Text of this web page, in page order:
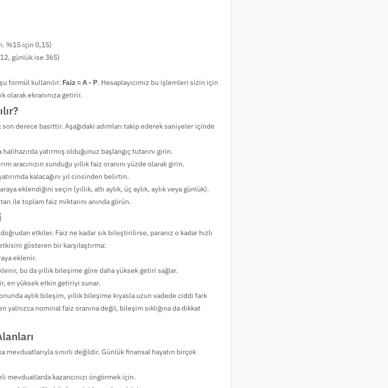
%15 için 0,15)
12, günlük ise 365)
formül kullanılır: Faiz = A - P. Hesaplayıcımız bu işlemleri sizin için
olarak ekranınıza getirir.
son derece basittir. Aşağıdaki adımları takip ederek saniyeler içinde
halihazırda yatırmış olduğunuz başlangıç tutarını girin.
aracınızın sunduğu yıllık faiz oranını yüzde olarak girin.
kalacağını yıl cinsinden belirtin.
eklendiğini seçin (yıllık, altı aylık, üç aylık, aylık veya günlük).
ile toplam faiz miktarını anında görün.
doğrudan etkiler. Faiz ne kadar sık bileştirilirse, paranız o kadar hızlı
gösteren bir karşılaştırma:
eklenir.
bu da yıllık bileşime göre daha yüksek getiri sağlar.
en yüksek etkin getiriyi sunar.
aylık bileşim, yıllık bileşime kıyasla uzun vadede ciddi fark
yalnızca nominal faiz oranına değil, bileşim sıklığına da dikkat
mevduatlarıyla sınırlı değildir. Günlük finansal hayatın birçok
mevduatlarda kazancınızı öngörmek için.